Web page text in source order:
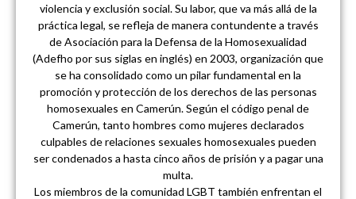
violencia y exclusión social. Su labor, que va más allá de la
práctica legal, se refleja de manera contundente a través
de Asociación para la Defensa de la Homosexualidad
(Adefho por sus siglas en inglés) en 2003, organización que
se ha consolidado como un pilar fundamental en la
promoción y protección de los derechos de las personas
homosexuales en Camerún. Según el código penal de
Camerún, tanto hombres como mujeres declarados
culpables de relaciones sexuales homosexuales pueden
ser condenados a hasta cinco años de prisión y a pagar una
multa.
Los miembros de la comunidad LGBT también enfrentan el